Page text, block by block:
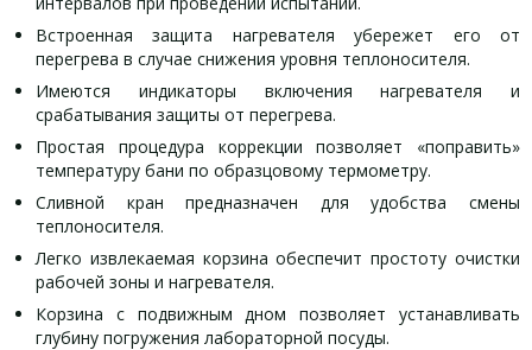
Встроенная защита нагревателя убережет его от
перегрева в случае снижения уровня теплоносителя.
Имеются индикаторы включения нагревателя и
срабатывания защиты от перегрева.
Простая процедура коррекции позволяет «поправить»
температуру бани по образцовому термометру.
Сливной кран предназначен для удобства смены
теплоносителя.
Легко извлекаемая корзина обеспечит простоту очистки
рабочей зоны и нагревателя.
Корзина с подвижным дном позволяет устанавливать
глубину погружения лабораторной посуды.